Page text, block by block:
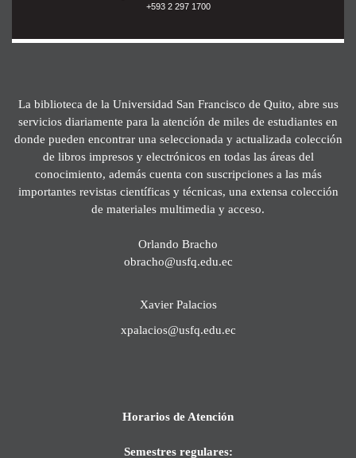
+593 2 297 1700
La biblioteca de la Universidad San Francisco de Quito, abre sus
servicios diariamente para la atención de miles de estudiantes en
donde pueden encontrar una seleccionada y actualizada colección
de libros impresos y electrónicos en todas las áreas del
conocimiento, además cuenta con suscripciones a las más
importantes revistas científicas y técnicas, una extensa colección
de materiales multimedia y acceso.
Orlando Bracho
obracho@usfq.edu.ec
Xavier Palacios
xpalacios@usfq.edu.ec
Horarios de Atención
Semestres regulares: